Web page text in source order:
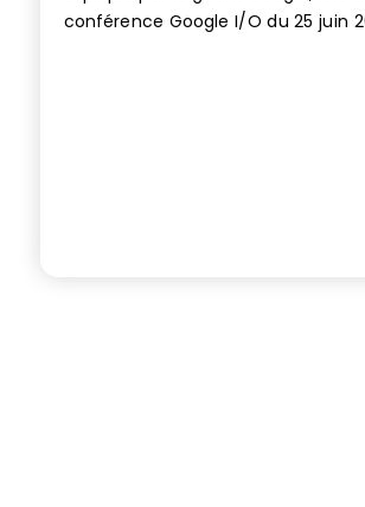
conférence Google I/O du 25 juin